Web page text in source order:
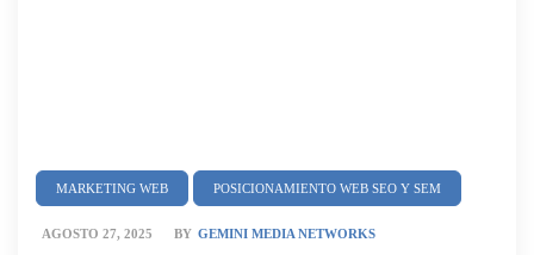
MARKETING WEB POSICIONAMIENTO WEB SEO Y SEM
AGOSTO 27, 2025 BY GEMINI MEDIA NETWORKS